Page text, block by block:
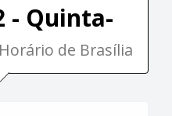
- Quinta-
Horário de Brasília